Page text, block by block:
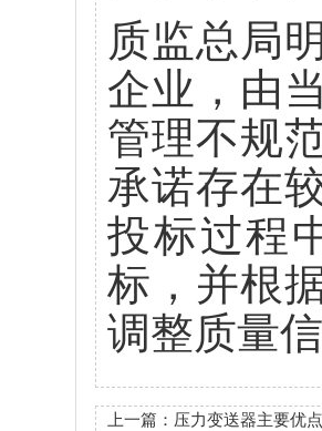
质监总局
企业，由
管理不规
承诺存在
投标过程
标，并根
调整质量
上一篇： 压力变送器主要优点